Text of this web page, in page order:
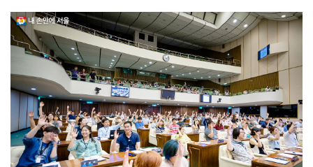
포
털
U
R
L
복
사
공
유
하
기
크
게
변
경
하
기
기
작
게
하